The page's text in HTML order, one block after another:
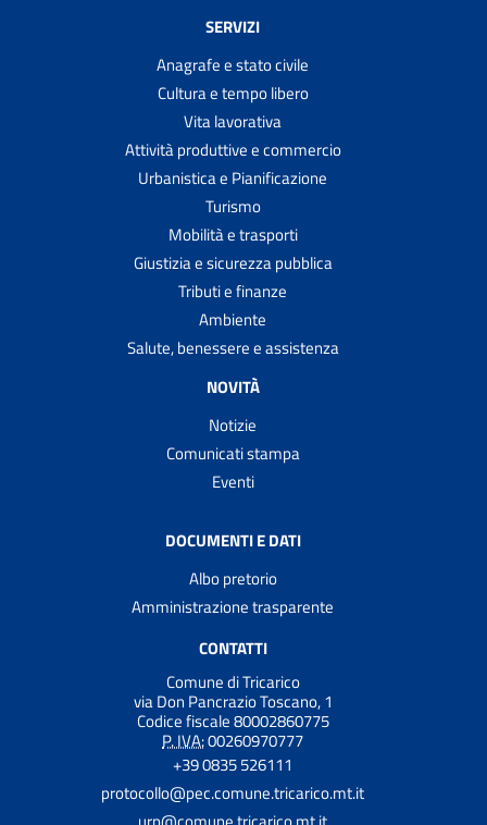
SERVIZI
Anagrafe e stato civile
Cultura e tempo libero
Vita lavorativa
Attività produttive e commercio
Urbanistica e Pianificazione
Turismo
Mobilità e trasporti
Giustizia e sicurezza pubblica
Tributi e finanze
Ambiente
Salute, benessere e assistenza
NOVITÀ
Notizie
Comunicati stampa
Eventi
DOCUMENTI E DATI
Albo pretorio
Amministrazione trasparente
CONTATTI
Comune di Tricarico
via Don Pancrazio Toscano, 1
Codice fiscale 80002860775
P. IVA:00260970777
+39 0835 526111
protocollo@pec.comune.tricarico.mt.it